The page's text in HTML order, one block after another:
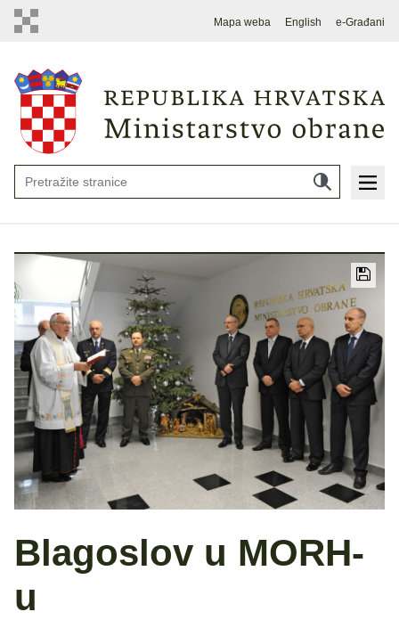
Mapa weba English e-Građani
Blagoslov u MORH-
u